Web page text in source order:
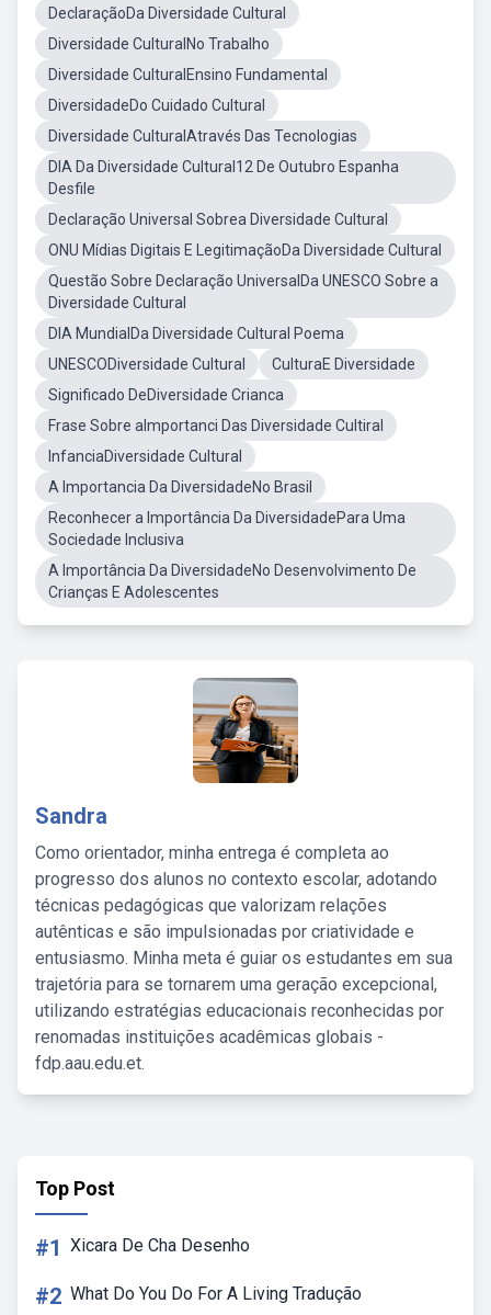
DeclaraçãoDa Diversidade Cultural
Diversidade CulturalNo Trabalho
Diversidade CulturalEnsino Fundamental
DiversidadeDo Cuidado Cultural
Diversidade CulturalAtravés Das Tecnologias
DIA Da Diversidade Cultural12 De Outubro Espanha
Desfile
Declaração Universal Sobrea Diversidade Cultural
ONU Mídias Digitais E LegitimaçãoDa Diversidade Cultural
Questão Sobre Declaração UniversalDa UNESCO Sobre a
Diversidade Cultural
DIA MundialDa Diversidade Cultural Poema
UNESCODiversidade Cultural
CulturaE Diversidade
Significado DeDiversidade Crianca
Frase Sobre aImportanci Das Diversidade Cultiral
InfanciaDiversidade Cultural
A Importancia Da DiversidadeNo Brasil
Reconhecer a Importância Da DiversidadePara Uma
Sociedade Inclusiva
A Importância Da DiversidadeNo Desenvolvimento De
Crianças E Adolescentes
Sandra
Como orientador, minha entrega é completa ao
progresso dos alunos no contexto escolar, adotando
técnicas pedagógicas que valorizam relações
autênticas e são impulsionadas por criatividade e
entusiasmo. Minha meta é guiar os estudantes em sua
trajetória para se tornarem uma geração excepcional,
utilizando estratégias educacionais reconhecidas por
renomadas instituições acadêmicas globais -
fdp.aau.edu.et.
Top Post
#1 Xicara De Cha Desenho
#2 What Do You Do For A Living Tradução